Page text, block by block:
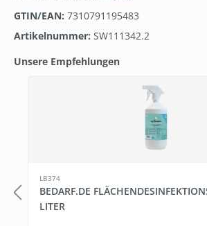
GTIN/EAN: 7310791195483
Artikelnummer: SW111342.2
Unsere Empfehlungen
Produktgalerie überspringen
LB374
BEDARF.DE
LITER